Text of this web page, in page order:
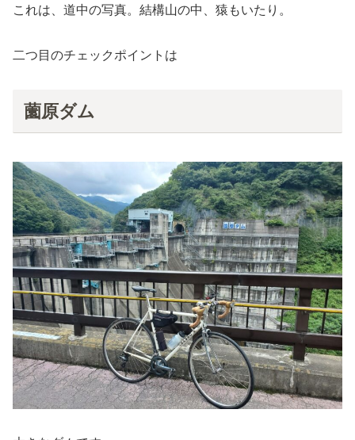
これは、道中の写真。結構山の中、猿もいたり。
二つ目のチェックポイントは
薗原ダム